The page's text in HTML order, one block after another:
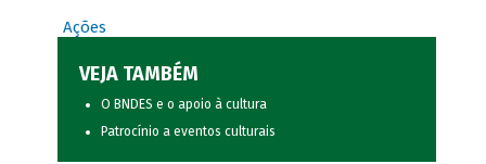
Ações
VEJA TAMBÉM
O BNDES e o apoio à cultura
Patrocínio a eventos culturais